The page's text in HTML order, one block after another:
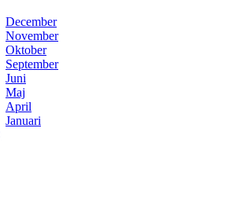
December
November
Oktober
September
Juni
Maj
April
Januari